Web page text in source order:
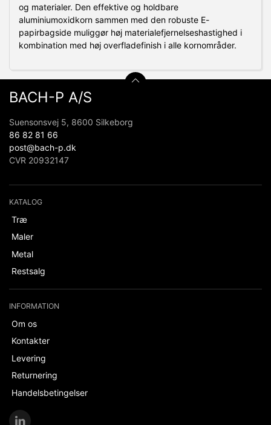
og materialer. Den effektive og holdbare
aluminiumoxidkorn sammen med den robuste E-
papirbagside muliggør høj materialefjernelseshastighed i
kombination med høj overfladefinish i alle kornområder.
BACH-P A/S
Suensonsvej 5, 8600 Silkeborg
86 82 81 66
post@bach-p.dk
CVR 20932147
KATALOG
Træ
Maler
Metal
Restsalg
INFORMATION
Om os
Kontakter
Levering
Returnering
Handelsbetingelser